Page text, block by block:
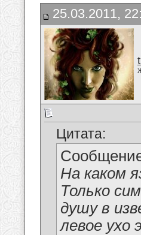
25.03.2011,
Цитата:
На каком
Только
душу в
левое ухо